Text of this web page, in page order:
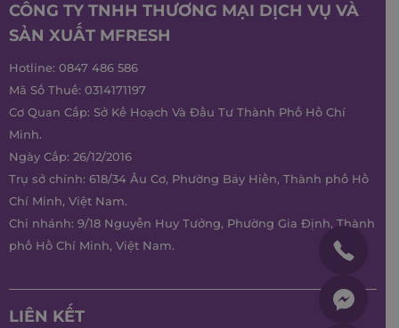
CÔNG TY TNHH THƯƠNG MẠI DỊCH VỤ VÀ
SẢN XUẤT MFRESH
Hotline: 0847 486 586
Mã Số Thuế: 0314171197
Cơ Quan Cấp: Sở Kế Hoạch Và Đầu Tư Thành Phố Hồ Chí
Minh.
Ngày Cấp: 26/12/2016
Trụ sở chính: 618/34 Âu Cơ, Phường Bảy Hiền, Thành phố Hồ
Chí Minh, Việt Nam.
Chi nhánh: 9/18 Nguyễn Huy Tưởng, Phường Gia Định, Thành
phố Hồ Chí Minh, Việt Nam.
LIÊN KẾT